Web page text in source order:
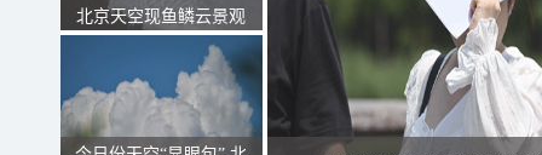
北京天空现鱼鳞云景观